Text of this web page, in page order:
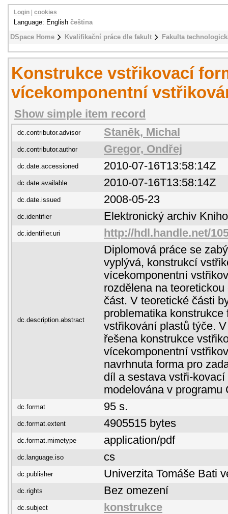
DSpace Home Kvalifikační práce dle fakult Fakulta
Login cookies
Language: English čeština
Konstrukce vstřikovací
vícekomponentní
Show simple item record
dc.contributor.advisor Staněk, Michal
dc.contributor.author Gregor, Ondřej
dc.date.accessioned 2010-07-16T13:58:14Z
dc.date.available 2010-07-16T13:58:14Z
dc.date.issued 2008-05-23
dc.identifier Elektronický archiv
dc.identifier.uri http://hdl.handle.net/
dc.description.abstract
Diplomová práce se
vyplývá, konstrukcí
vícekomponentní
rozdělena na
část. V teoretické části
problematika konstrukce
vstřikování plastů týče.
řešena konstrukce
vícekomponentní
navrhnuta forma pro
díl a sestava vstři-kovací
modelována v programu
dc.format 95 s.
dc.format.extent 4905515 bytes
dc.format.mimetype application/pdf
dc.language.iso cs
dc.publisher Univerzita Tomáše Bati
dc.rights Bez omezení
dc.subject konstrukce